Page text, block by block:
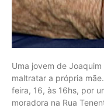
Uma jovem de
maltratar a própria
feira, 16, às 16hs, por
moradora na Rua